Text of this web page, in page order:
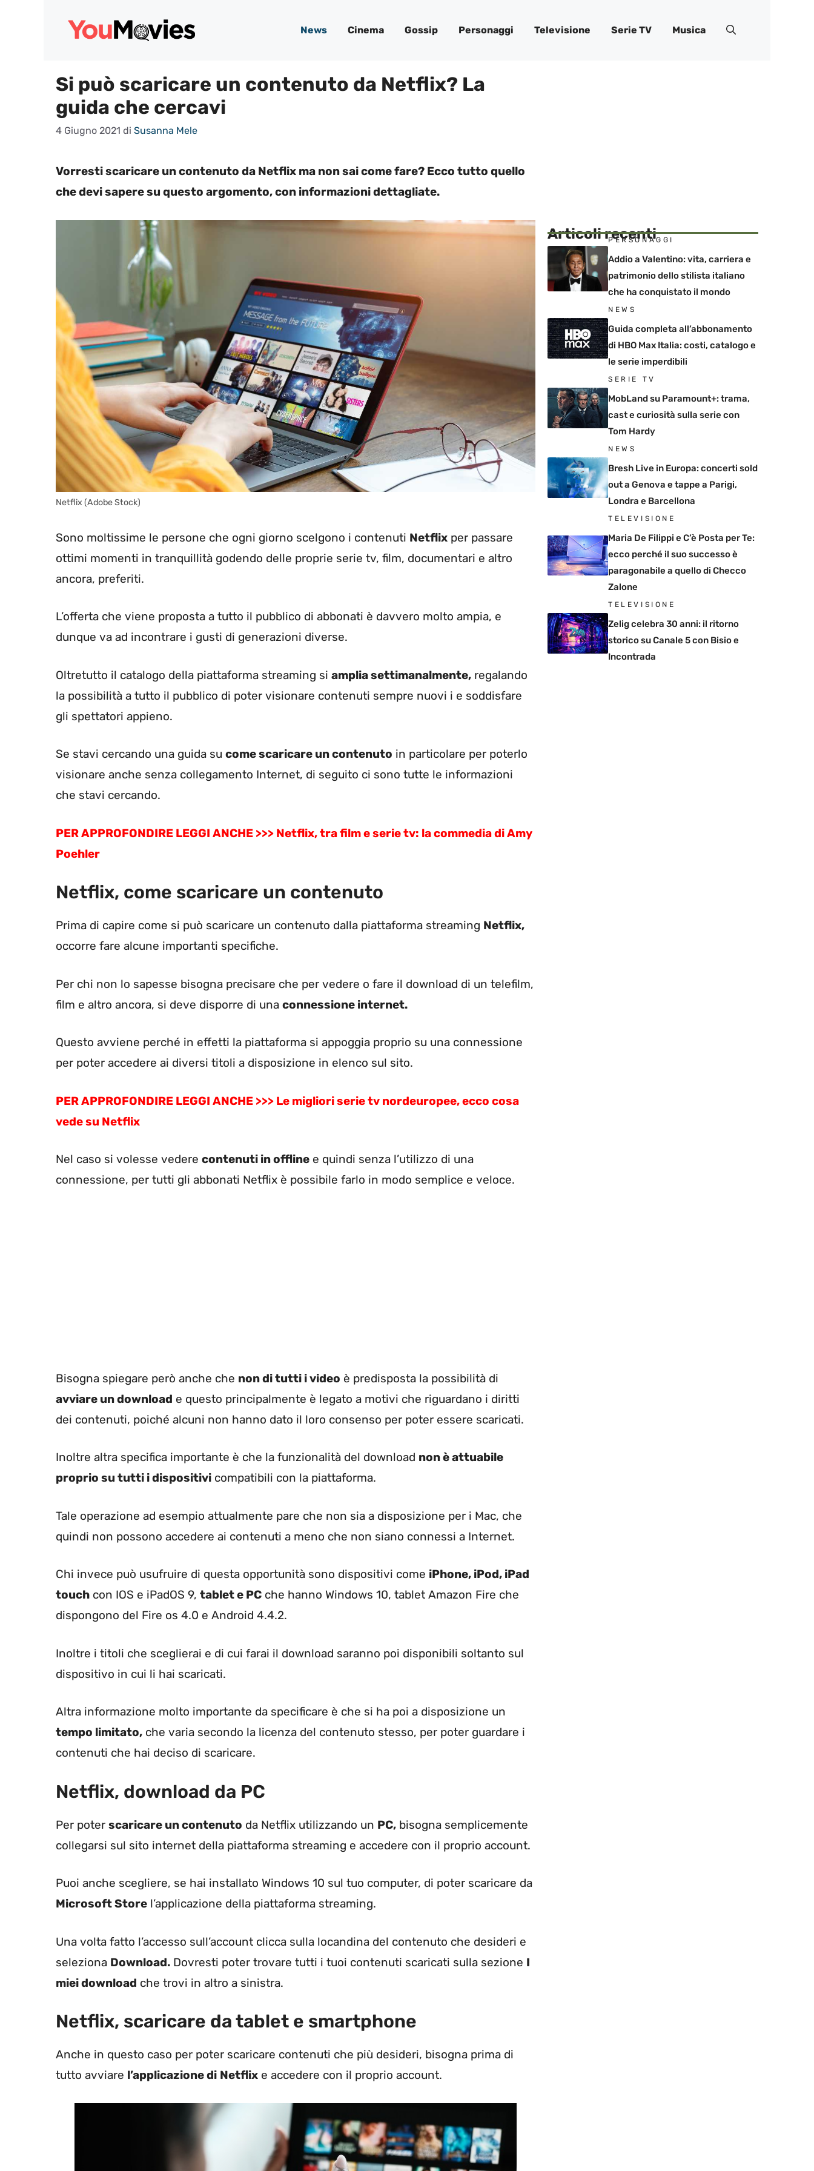
News Cinema Gossip Personaggi Televisione Serie TV Musica
Si può scaricare un contenuto da Netflix? La
guida che cercavi
4 Giugno 2021 di Susanna Mele
Vorresti scaricare un contenuto da Netflix ma non sai come fare? Ecco tutto quello
che devi sapere su questo argomento, con informazioni dettagliate.
Netflix (Adobe Stock)
Sono moltissime le persone che ogni giorno scelgono i contenuti Netflix per passare
ottimi momenti in tranquillità godendo delle proprie serie tv, film, documentari e altro
ancora, preferiti.
L’offerta che viene proposta a tutto il pubblico di abbonati è davvero molto ampia, e
dunque va ad incontrare i gusti di generazioni diverse.
Oltretutto il catalogo della piattaforma streaming si amplia settimanalmente, regalando
la possibilità a tutto il pubblico di poter visionare contenuti sempre nuovi i e soddisfare
gli spettatori appieno.
Se stavi cercando una guida su come scaricare un contenuto in particolare per poterlo
visionare anche senza collegamento Internet, di seguito ci sono tutte le informazioni
che stavi cercando.
PER APPROFONDIRE LEGGI ANCHE >>> Netflix, tra film e serie tv: la commedia di Amy
Poehler
Netflix, come scaricare un contenuto
Prima di capire come si può scaricare un contenuto dalla piattaforma streaming Netflix,
occorre fare alcune importanti specifiche.
Per chi non lo sapesse bisogna precisare che per vedere o fare il download di un telefilm,
film e altro ancora, si deve disporre di una connessione internet.
Questo avviene perché in effetti la piattaforma si appoggia proprio su una connessione
per poter accedere ai diversi titoli a disposizione in elenco sul sito.
PER APPROFONDIRE LEGGI ANCHE >>> Le migliori serie tv nordeuropee, ecco cosa
vede su Netflix
Nel caso si volesse vedere contenuti in offline e quindi senza l’utilizzo di una
connessione, per tutti gli abbonati Netflix è possibile farlo in modo semplice e veloce.
Bisogna spiegare però anche che non di tutti i video è predisposta la possibilità di
avviare un download e questo principalmente è legato a motivi che riguardano i diritti
dei contenuti, poiché alcuni non hanno dato il loro consenso per poter essere scaricati.
Inoltre altra specifica importante è che la funzionalità del download non è attuabile
proprio su tutti i dispositivi compatibili con la piattaforma.
Tale operazione ad esempio attualmente pare che non sia a disposizione per i Mac, che
quindi non possono accedere ai contenuti a meno che non siano connessi a Internet.
Chi invece può usufruire di questa opportunità sono dispositivi come iPhone, iPod, iPad
touch con IOS e iPadOS 9, tablet e PC che hanno Windows 10, tablet Amazon Fire che
dispongono del Fire os 4.0 e Android 4.4.2.
Inoltre i titoli che sceglierai e di cui farai il download saranno poi disponibili soltanto sul
dispositivo in cui li hai scaricati.
Altra informazione molto importante da specificare è che si ha poi a disposizione un
tempo limitato, che varia secondo la licenza del contenuto stesso, per poter guardare i
contenuti che hai deciso di scaricare.
Netflix, download da PC
Per poter scaricare un contenuto da Netflix utilizzando un PC, bisogna semplicemente
collegarsi sul sito internet della piattaforma streaming e accedere con il proprio account.
Puoi anche scegliere, se hai installato Windows 10 sul tuo computer, di poter scaricare da
Microsoft Store l’applicazione della piattaforma streaming.
Una volta fatto l’accesso sull’account clicca sulla locandina del contenuto che desideri e
seleziona Download. Dovresti poter trovare tutti i tuoi contenuti scaricati sulla sezione I
miei download che trovi in altro a sinistra.
Netflix, scaricare da tablet e smartphone
Anche in questo caso per poter scaricare contenuti che più desideri, bisogna prima di
tutto avviare l’applicazione di Netflix e accedere con il proprio account.
Articoli recenti
PERSONAGGI
Addio a Valentino: vita, carriera e
patrimonio dello stilista italiano
che ha conquistato il mondo
NEWS
Guida completa all’abbonamento
di HBO Max Italia: costi, catalogo e
le serie imperdibili
SERIE TV
MobLand su Paramount+: trama,
cast e curiosità sulla serie con
Tom Hardy
NEWS
Bresh Live in Europa: concerti sold
out a Genova e tappe a Parigi,
Londra e Barcellona
TELEVISIONE
Maria De Filippi e C’è Posta per Te:
ecco perché il suo successo è
paragonabile a quello di Checco
Zalone
TELEVISIONE
Zelig celebra 30 anni: il ritorno
storico su Canale 5 con Bisio e
Incontrada